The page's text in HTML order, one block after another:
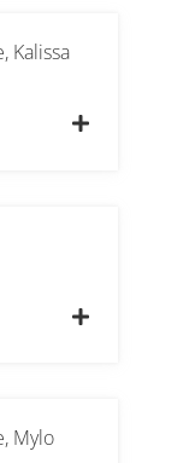
Kalissa
Mylo